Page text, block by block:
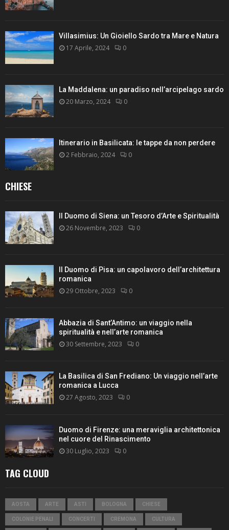
Villasimius: Un Gioiello Sardo tra Mare e Natura
17 Aprile, 2024 0
La Maddalena: un paradiso nell’arcipelago sardo
20 Marzo, 2024 0
Itinerario in Basilicata: le tappe da non perdere
2 Febbraio, 2024 0
CHIESE
Il Duomo di Siena: un Tesoro d’Arte e Spiritualità
26 Novembre, 2023 0
Il Duomo di Pisa: un capolavoro dell’architettura
romanica
29 Ottobre, 2023 0
Abbazia di Sant’Antimo: un viaggio nella
spiritualità e nell’arte romanica
30 Settembre, 2023 0
La Basilica di San Frediano: Un viaggio nell’arte
romanica a Lucca
27 Agosto, 2023 0
Duomo di Firenze: una meraviglia architettonica
nel cuore del Rinascimento
30 Luglio, 2023 0
TAG CLOUD
AOSTA ARTE ASTI BOLOGNA CHIESE
COLONIE PENALI CONCERTI CREMONA CULTURA